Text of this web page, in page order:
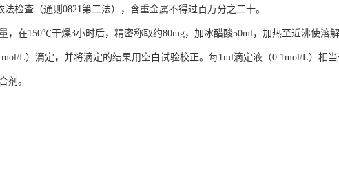
检查（通则0821第二法），含重金属不得过百万分之二十。
，在150℃干燥3小时后，精密称取约80mg，加冰醋酸50ml，加热至近沸使溶
L）滴定，并将滴定的结果用空白试验校正。每1ml滴定液（0.1mol/L）相当
剂。